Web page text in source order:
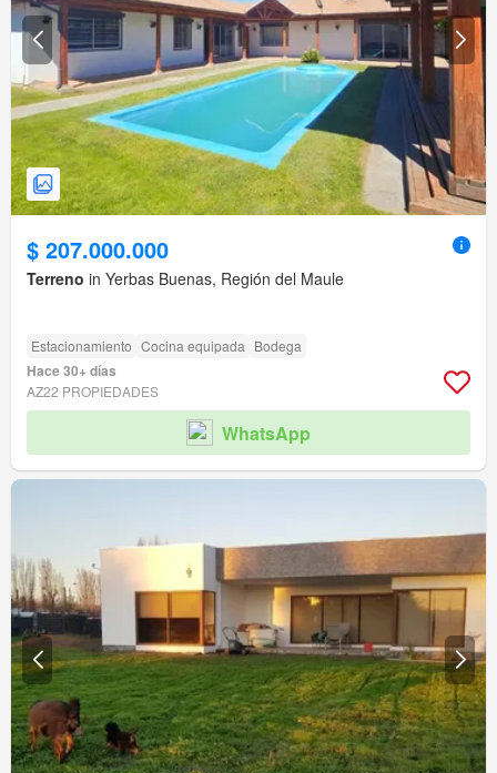
$ 207.000.000
Terreno in Yerbas Buenas, Región del Maule
Estacionamiento Cocina equipada Bodega
Hace 30+ días
AZ22 PROPIEDADES
WhatsApp